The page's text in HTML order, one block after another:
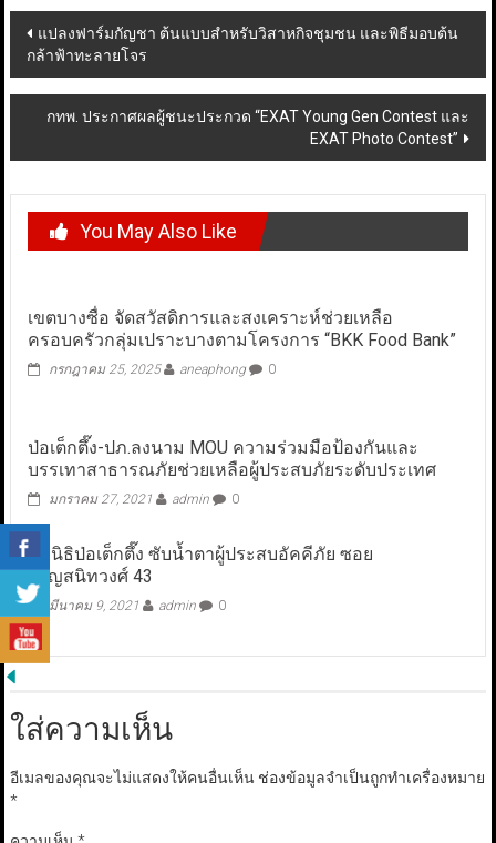
Post
navigation
แปลงฟาร์มกัญชา ต้นแบบสำหรับวิสาหกิจชุมชน และพิธีมอบต้น
กล้าฟ้าทะลายโจร
กทพ. ประกาศผลผู้ชนะประกวด “EXAT Young Gen Contest และ
EXAT Photo Contest”
You May Also Like
เขตบางซื่อ จัดสวัสดิการและสงเคราะห์ช่วยเหลือ
ครอบครัวกลุ่มเปราะบางตามโครงการ “BKK Food Bank”
กรกฎาคม 25, 2025 aneaphong 0
ป่อเต็กตึ๊ง-ปภ.ลงนาม MOU ความร่วมมือป้องกันและ
บรรเทาสาธารณภัยช่วยเหลือผู้ประสบภัยระดับประเทศ
มกราคม 27, 2021 admin 0
มูลนิธิป่อเต็กตึ๊ง ซับน้ำตาผู้ประสบอัคคีภัย ซอย
จรัญสนิทวงศ์ 43
มีนาคม 9, 2021 admin 0
ใส่ความเห็น
อีเมลของคุณจะไม่แสดงให้คนอื่นเห็น ช่องข้อมูลจำเป็นถูกทำเครื่องหมาย
*